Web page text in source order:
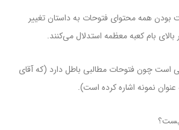
بودن همه محتوای فتوحات به داستان تغییر
بام کعبه معظمه استدلال می‌کنند.
است چون فتوحات مطالبی باطل دارد (که آقای
نمونه اشاره کرده است).